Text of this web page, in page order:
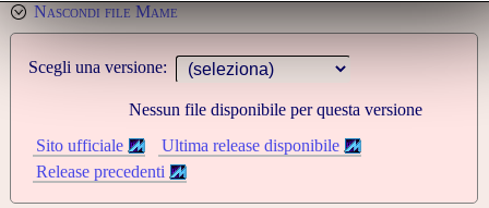
Nascondi file Mame
Scegli una versione:
Nessun file disponibile per questa versione
Sito ufficiale
Ultima release disponibile
Release precedenti